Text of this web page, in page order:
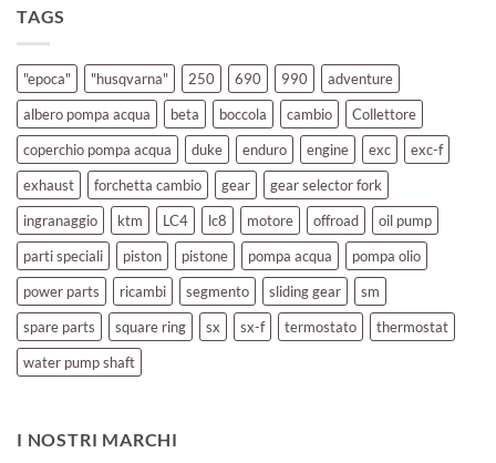
TAGS
"epoca" "husqvarna" 250 690 990
adventure
albero pompa acqua
beta boccola cambio
Collettore
coperchio pompa acqua
duke enduro engine exc
exc-f
exhaust
forchetta cambio gear
gear selector fork
ingranaggio
ktm LC4 lc8 motore offroad
oil pump
parti speciali
piston pistone pompa acqua
pompa olio
power parts
ricambi segmento sliding gear
sm
spare parts
square ring sx sx-f termostato
thermostat
water pump shaft
I NOSTRI MARCHI